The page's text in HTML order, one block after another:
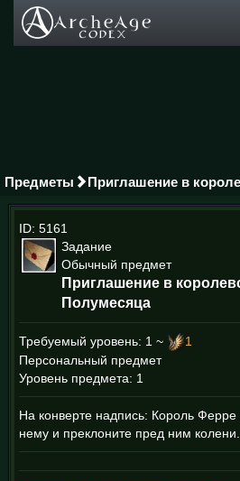
Предметы Приглашение в
ID: 5161
Задание
Обычный предмет
Приглашение в
Полумесяца
Требуемый уровень: 1 ~
1
Персональный предмет
Уровень предмета: 1
На конверте надпись: Король Ферре
нему и преклоните пред ним колени.